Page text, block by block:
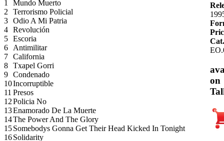
1
Mundo Muerto
2
Terrorismo Policial
3 Odio A Mi Patria
4 Revolución
5 Escoria
6
Antimilitar
7 California
8 Txapel Gorri
9 Condenado
10Incorruptible
11 Presos
12Policia No
13Enamorado De La Muerte
14The Power And The Glory
15Somebodys Gonna Get Their Head Kicked In Tonight
16Solidarity
on